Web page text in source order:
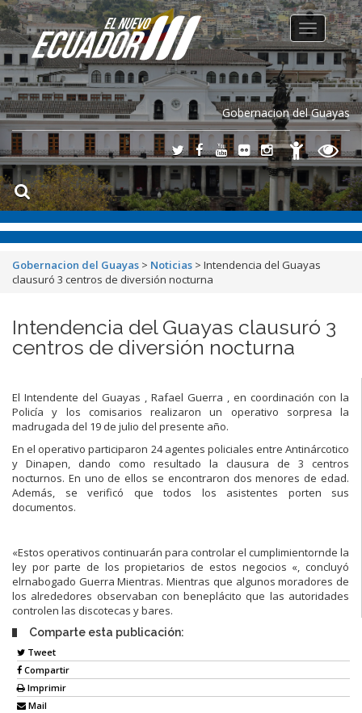
Gobernacion del Guayas
Toggle
navigation
Gobernacion del Guayas > Noticias > Intendencia del Guayas
clausuró 3 centros de diversión nocturna
Intendencia del Guayas clausuró 3
centros de diversión nocturna
El Intendente del Guayas , Rafael Guerra , en coordinación con la
Policía y los comisarios realizaron un operativo sorpresa la
madrugada del 19 de julio del presente año.
En el operativo participaron 24 agentes policiales entre Antinárcotico
y Dinapen, dando como resultado la clausura de 3 centros
nocturnos. En uno de ellos se encontraron dos menores de edad.
Además, se verificó que todos los asistentes porten sus
documentos.
«Estos operativos continuarán para controlar el cumplimientornde la
ley por parte de los propietarios de estos negocios «, concluyó
elrnabogado Guerra Mientras. Mientras que algunos moradores de
los alrededores observaban con beneplácito que las autoridades
controlen las discotecas y bares.
Comparte esta publicación:
Tweet
Compartir
Imprimir
Mail